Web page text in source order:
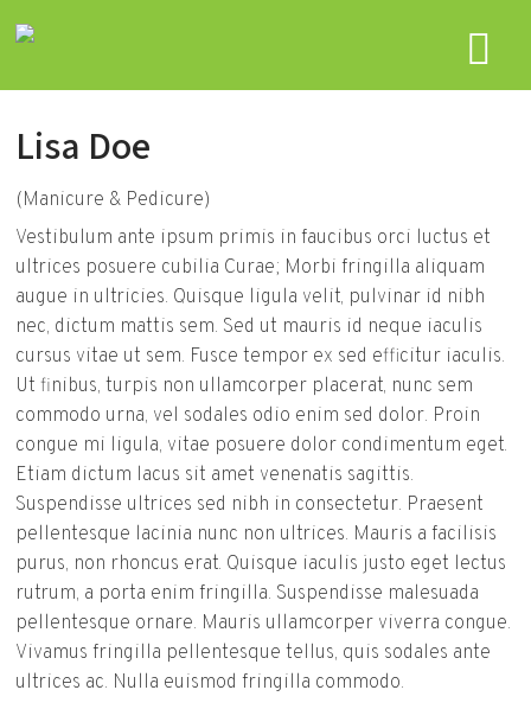
Lisa Doe
(Manicure & Pedicure)
Vestibulum ante ipsum primis in faucibus orci luctus et
ultrices posuere cubilia Curae; Morbi fringilla aliquam
augue in ultricies. Quisque ligula velit, pulvinar id nibh
nec, dictum mattis sem. Sed ut mauris id neque iaculis
cursus vitae ut sem. Fusce tempor ex sed efficitur iaculis.
Ut finibus, turpis non ullamcorper placerat, nunc sem
commodo urna, vel sodales odio enim sed dolor. Proin
congue mi ligula, vitae posuere dolor condimentum eget.
Etiam dictum lacus sit amet venenatis sagittis.
Suspendisse ultrices sed nibh in consectetur. Praesent
pellentesque lacinia nunc non ultrices. Mauris a facilisis
purus, non rhoncus erat. Quisque iaculis justo eget lectus
rutrum, a porta enim fringilla. Suspendisse malesuada
pellentesque ornare. Mauris ullamcorper viverra congue.
Vivamus fringilla pellentesque tellus, quis sodales ante
ultrices ac. Nulla euismod fringilla commodo.